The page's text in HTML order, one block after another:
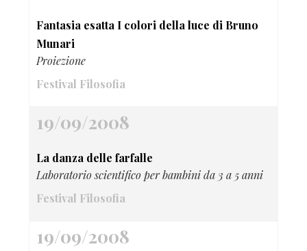
Fantasia esatta I colori della luce di Bruno
Munari
Proiezione
Festival Filosofia
19/09/2008
La danza delle farfalle
Laboratorio scientifico per bambini da 3 a 5 anni
Festival Filosofia
19/09/2008